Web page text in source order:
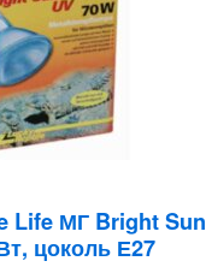
Life МГ Bright Sun
цоколь Е27